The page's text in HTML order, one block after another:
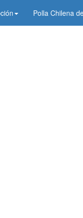
Polla Chilena